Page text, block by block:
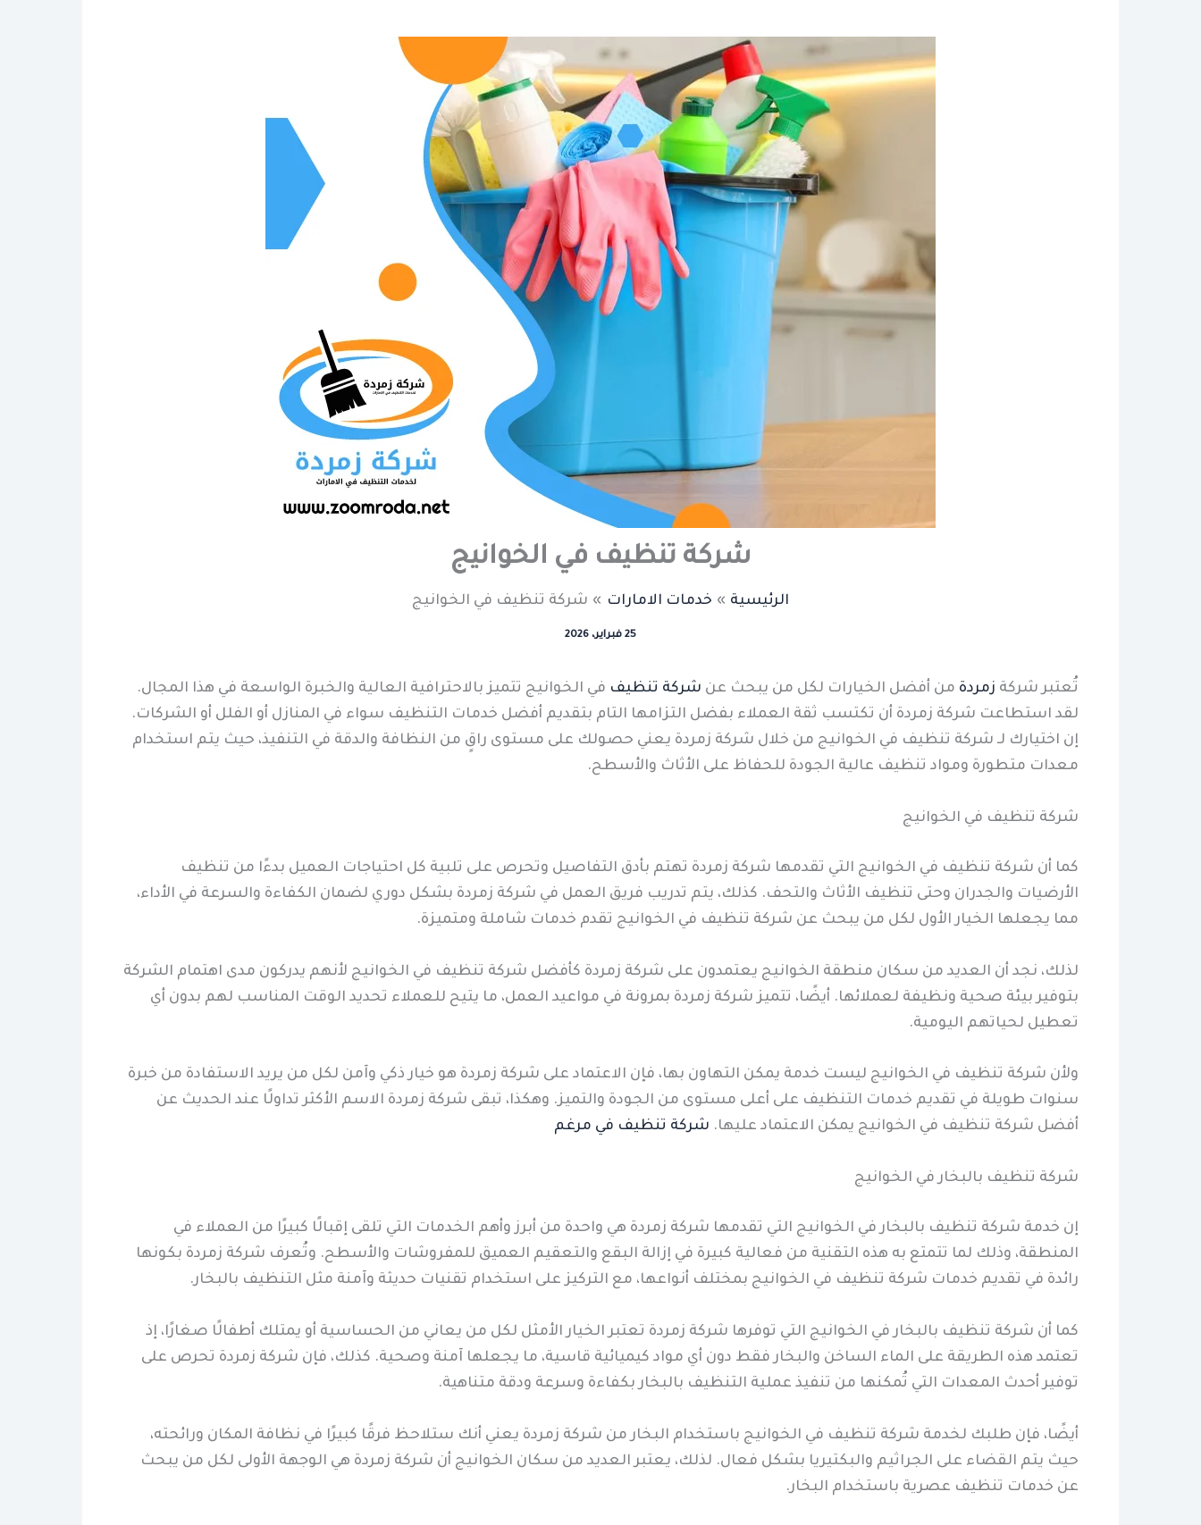
شركة تنظيف في الخوانيج
الرئيسية خدمات الامارات شركة تنظيف في الخوانيج
25 فبراير، 2026
تُعتبر شركة زمردة من أفضل الخيارات لكل من يبحث عن شركة تنظيف في الخوانيج تتميز بالاحترافية العالية والخبرة الواسعة في هذا المجال.
لقد استطاعت شركة زمردة أن تكتسب ثقة العملاء بفضل التزامها التام بتقديم أفضل خدمات التنظيف سواء في المنازل أو الفلل أو الشركات.
إن اختيارك لـ شركة تنظيف في الخوانيج من خلال شركة زمردة يعني حصولك على مستوى راقٍ من النظافة والدقة في التنفيذ، حيث يتم استخدام
معدات متطورة ومواد تنظيف عالية الجودة للحفاظ على الأثاث والأسطح.
شركة تنظيف في الخوانيج
كما أن شركة تنظيف في الخوانيج التي تقدمها شركة زمردة تهتم بأدق التفاصيل وتحرص على تلبية كل احتياجات العميل بدءًا من تنظيف
الأرضيات والجدران وحتى تنظيف الأثاث والتحف. كذلك، يتم تدريب فريق العمل في شركة زمردة بشكل دوري لضمان الكفاءة والسرعة في الأداء،
مما يجعلها الخيار الأول لكل من يبحث عن شركة تنظيف في الخوانيج تقدم خدمات شاملة ومتميزة.
لذلك، نجد أن العديد من سكان منطقة الخوانيج يعتمدون على شركة زمردة كأفضل شركة تنظيف في الخوانيج لأنهم يدركون مدى اهتمام الشركة
بتوفير بيئة صحية ونظيفة لعملائها. أيضًا، تتميز شركة زمردة بمرونة في مواعيد العمل، ما يتيح للعملاء تحديد الوقت المناسب لهم بدون أي
تعطيل لحياتهم اليومية.
ولأن شركة تنظيف في الخوانيج ليست خدمة يمكن التهاون بها، فإن الاعتماد على شركة زمردة هو خيار ذكي وآمن لكل من يريد الاستفادة من خبرة
سنوات طويلة في تقديم خدمات التنظيف على أعلى مستوى من الجودة والتميز. وهكذا، تبقى شركة زمردة الاسم الأكثر تداولًا عند الحديث عن
أفضل شركة تنظيف في الخوانيج يمكن الاعتماد عليها. شركة تنظيف في مرغم
شركة تنظيف بالبخار في الخوانيج
إن خدمة شركة تنظيف بالبخار في الخوانيج التي تقدمها شركة زمردة هي واحدة من أبرز وأهم الخدمات التي تلقى إقبالًا كبيرًا من العملاء في
المنطقة، وذلك لما تتمتع به هذه التقنية من فعالية كبيرة في إزالة البقع والتعقيم العميق للمفروشات والأسطح. وتُعرف شركة زمردة بكونها
رائدة في تقديم خدمات شركة تنظيف في الخوانيج بمختلف أنواعها، مع التركيز على استخدام تقنيات حديثة وآمنة مثل التنظيف بالبخار.
كما أن شركة تنظيف بالبخار في الخوانيج التي توفرها شركة زمردة تعتبر الخيار الأمثل لكل من يعاني من الحساسية أو يمتلك أطفالًا صغارًا، إذ
تعتمد هذه الطريقة على الماء الساخن والبخار فقط دون أي مواد كيميائية قاسية، ما يجعلها آمنة وصحية. كذلك، فإن شركة زمردة تحرص على
توفير أحدث المعدات التي تُمكنها من تنفيذ عملية التنظيف بالبخار بكفاءة وسرعة ودقة متناهية.
أيضًا، فإن طلبك لخدمة شركة تنظيف في الخوانيج باستخدام البخار من شركة زمردة يعني أنك ستلاحظ فرقًا كبيرًا في نظافة المكان ورائحته،
حيث يتم القضاء على الجراثيم والبكتيريا بشكل فعال. لذلك، يعتبر العديد من سكان الخوانيج أن شركة زمردة هي الوجهة الأولى لكل من يبحث
عن خدمات تنظيف عصرية باستخدام البخار.